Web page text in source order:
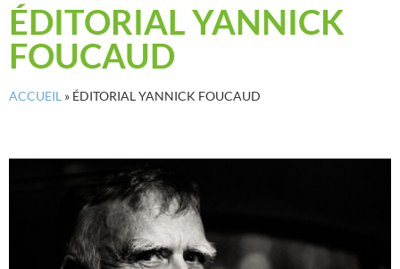
ÉDITORIAL YANNICK
FOUCAUD
ACCUEIL » ÉDITORIAL YANNICK FOUCAUD